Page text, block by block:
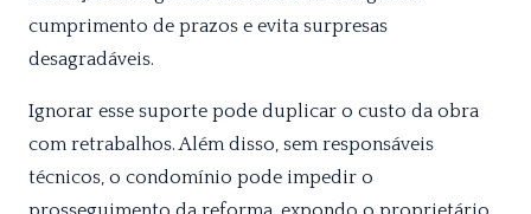
cumprimento de prazos e evita surpresas
desagradáveis.
Ignorar esse suporte pode duplicar o custo da obra
com retrabalhos. Além disso, sem responsáveis
técnicos, o condomínio pode impedir o